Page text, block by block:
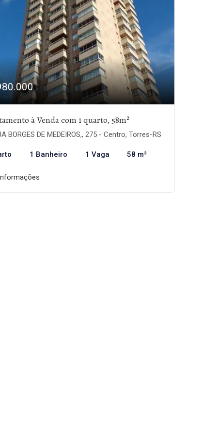
à Venda com 1 quarto, 58m²
BORGES DE MEDEIROS,, 275 - Centro, Torres-RS
1 Banheiro 1 Vaga 58 m²